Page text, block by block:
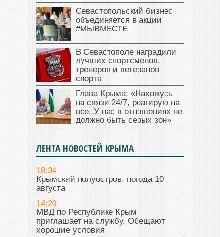
Севастопольский бизнес
объединяется в акции
#МЫВМЕСТЕ
В Севастополе наградили
лучших спортсменов,
тренеров и ветеранов
спорта
Глава Крыма: «Нахожусь
на связи 24/7, реагирую на
все. У нас в отношениях не
должно быть серых зон»
ЛЕНТА НОВОСТЕЙ КРЫМА
18:34
Крымский полуостров: погода 10
августа
14:20
МВД по Республике Крым
приглашает на службу. Обещают
хорошие условия